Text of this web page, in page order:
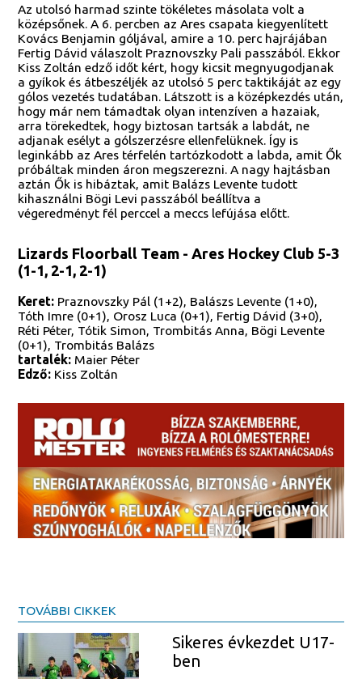
Az utolsó harmad szinte tökéletes másolata volt a
középsőnek. A 6. percben az Ares csapata kiegyenlített
Kovács Benjamin góljával, amire a 10. perc hajrájában
Fertig Dávid válaszolt Praznovszky Pali passzából. Ekkor
Kiss Zoltán edző időt kért, hogy kicsit megnyugodjanak
a gyíkok és átbeszéljék az utolsó 5 perc taktikáját az egy
gólos vezetés tudatában. Látszott is a középkezdés után,
hogy már nem támadtak olyan intenzíven a hazaiak,
arra törekedtek, hogy biztosan tartsák a labdát, ne
adjanak esélyt a gólszerzésre ellenfelüknek. Így is
leginkább az Ares térfelén tartózkodott a labda, amit Ők
próbáltak minden áron megszerezni. A nagy hajtásban
aztán Ők is hibáztak, amit Balázs Levente tudott
kihasználni Bögi Levi passzából beállítva a
végeredményt fél perccel a meccs lefújása előtt.
Lizards Floorball Team - Ares Hockey Club 5-3
(1-1, 2-1, 2-1)
Keret: Praznovszky Pál (1+2), Balászs Levente (1+0),
Tóth Imre (0+1), Orosz Luca (0+1), Fertig Dávid (3+0),
Réti Péter, Tótik Simon, Trombitás Anna, Bögi Levente
(0+1), Trombitás Balázs
tartalék: Maier Péter
Edző: Kiss Zoltán
TOVÁBBI CIKKEK
Sikeres évkezdet U17-
ben